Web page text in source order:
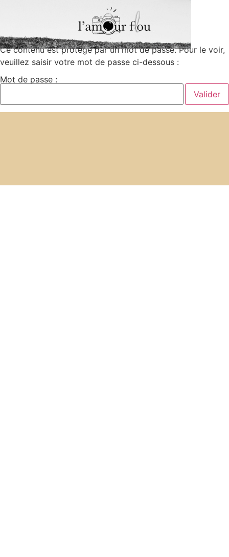
Ce contenu est protégé par un mot de passe. Pour le voir,
veuillez saisir votre mot de passe ci-dessous :
Mot de passe :